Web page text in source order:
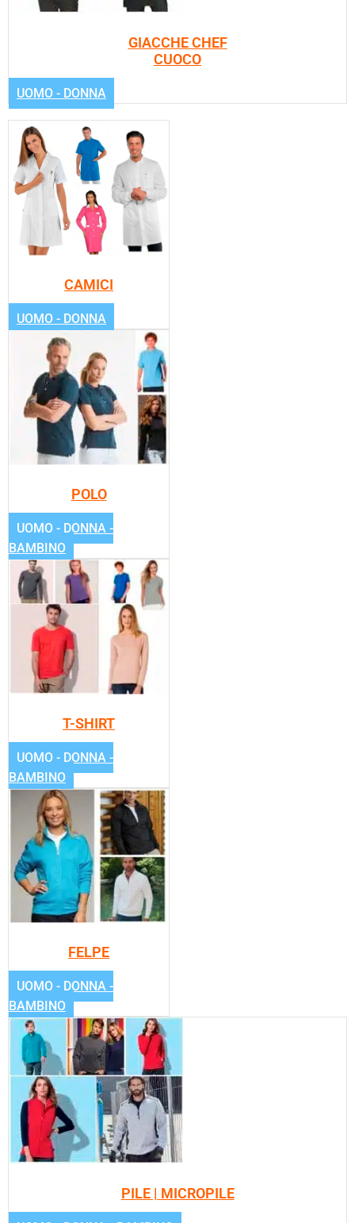
GIACCHE CHEF
CUOCO
UOMO - DONNA
CAMICI
UOMO - DONNA
POLO
UOMO - DONNA -
BAMBINO
T-SHIRT
UOMO - DONNA -
BAMBINO
FELPE
UOMO - DONNA -
BAMBINO
PILE | MICROPILE